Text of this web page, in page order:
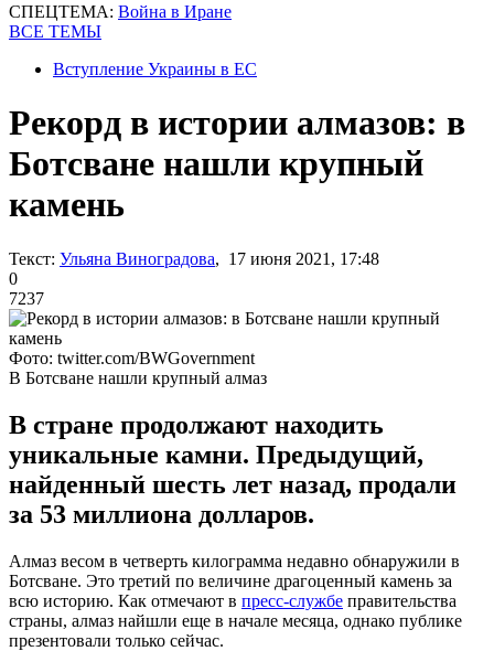
СПЕЦТЕМА: Война в Иране
ВСЕ ТЕМЫ
Вступление Украины в ЕС
Рекорд в истории алмазов: в
Ботсване нашли крупный
камень
Текст: Ульяна Виноградова, 17 июня 2021, 17:48
0
7237
Фото: twitter.com/BWGovernment
В Ботсване нашли крупный алмаз
В стране продолжают находить
уникальные камни. Предыдущий,
найденный шесть лет назад, продали
за 53 миллиона долларов.
Алмаз весом в четверть килограмма недавно обнаружили в
Ботсване. Это третий по величине драгоценный камень за
всю историю. Как отмечают в пресс-службе правительства
страны, алмаз найшли еще в начале месяца, однако публике
презентовали только сейчас.